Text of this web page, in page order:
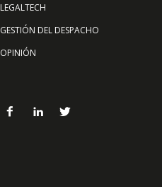
LEGALTECH
GESTIÓN DEL DESPACHO
OPINIÓN